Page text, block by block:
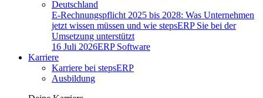
E-Rechnungspflicht 2025 bis 2028: Was Unternehmen
jetzt wissen müssen und wie stepsERP Sie bei der
Umsetzung unterstützt
16 Juli 2026ERP Software
Karriere
Karriere bei stepsERP
Ausbildung